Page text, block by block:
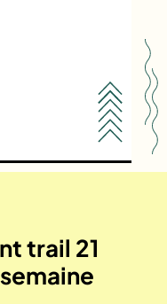
trail 21